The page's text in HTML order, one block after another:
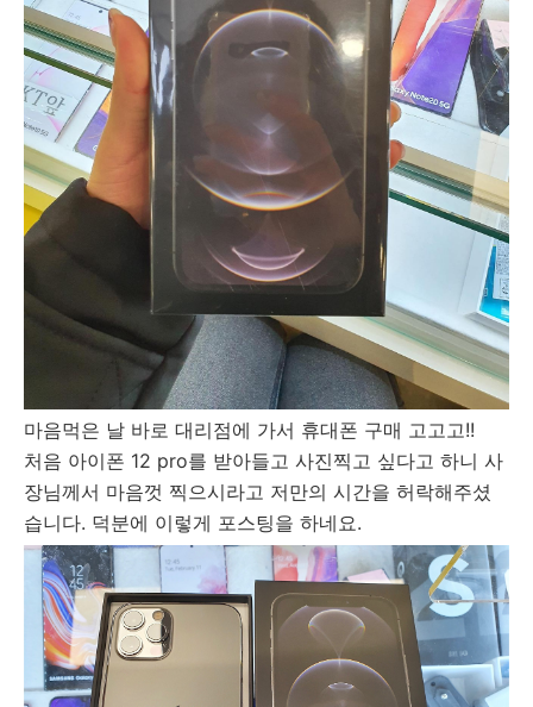
마음먹은 날 바로 대리점에 가서 휴대폰 구매 고고고!!
처음 아이폰 12 pro를 받아들고 사진찍고 싶다고 하니 사
장님께서 마음껏 찍으시라고 저만의 시간을 허락해주셨
습니다. 덕분에 이렇게 포스팅을 하네요.